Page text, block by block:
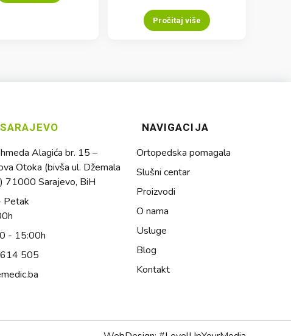
Pročitaj više
SARAJEVO
Alagića br. 15 –
Otoka (bivša ul. Džemala
71000 Sarajevo, BiH
Petak
- 15:00h
505
NAVIGACIJA
Ortopedska pomagala
Slušni centar
Proizvodi
O nama
Usluge
Blog
Kontakt